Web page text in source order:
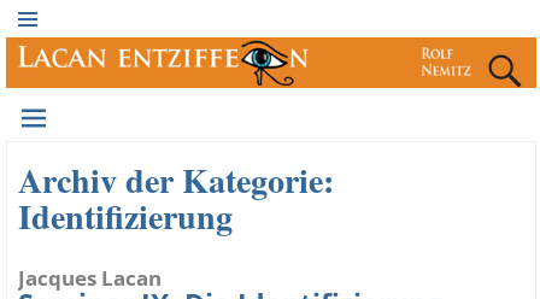
Archiv der Kategorie:
Identifizierung
Jacques Lacan